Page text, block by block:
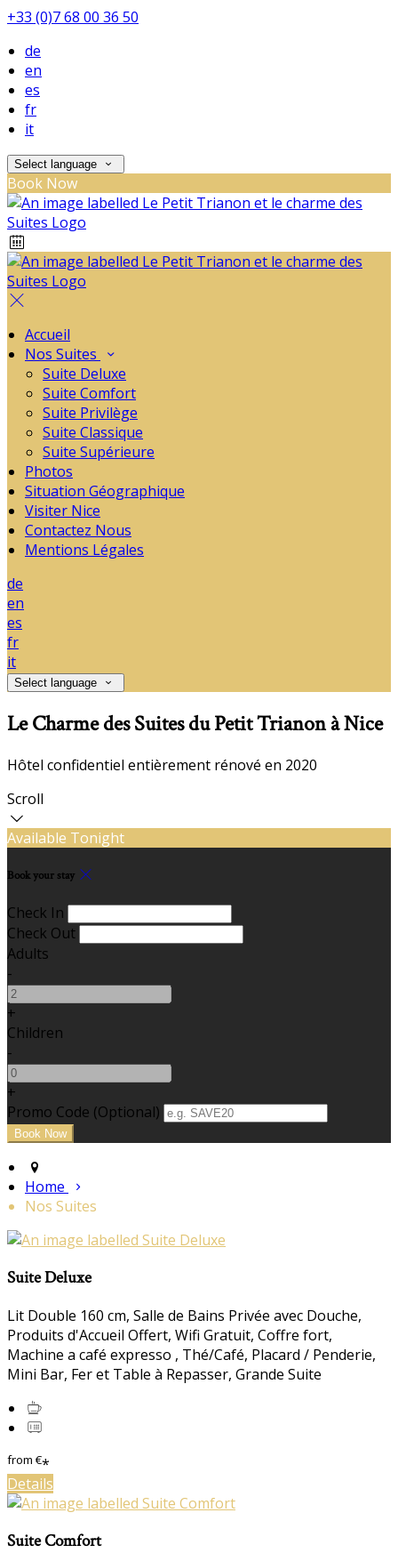
+33 (0)7 68 00 36 50
de
en
es
fr
it
Select language
Book Now
Accueil
Nos Suites
Suite Deluxe
Suite Comfort
Suite Privilège
Suite Classique
Suite Supérieure
Photos
Situation Géographique
Visiter Nice
Contactez Nous
Mentions Légales
de
en
es
fr
it
Select language
Le Charme des Suites du Petit Trianon à Nice
Hôtel confidentiel entièrement rénové en 2020
Scroll
Available Tonight
Book your stay
Check In
Check Out
Adults
-
+
Children
-
+
Promo Code (Optional)
Home
Nos Suites
Suite Deluxe
Lit Double 160 cm, Salle de Bains Privée avec Douche,
Produits d'Accueil Offert, Wifi Gratuit, Coffre fort,
Machine a café expresso , Thé/Café, Placard / Penderie,
Mini Bar, Fer et Table à Repasser, Grande Suite
from€*
Details
Suite Comfort